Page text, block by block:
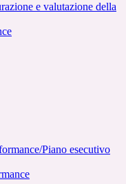
e valutazione della
Piano esecutivo